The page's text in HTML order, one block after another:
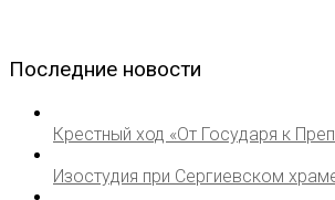
Последние новости
Крестный ход «От Государя к
Изостудия при Сергиевском